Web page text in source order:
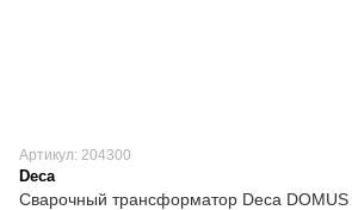
Артикул: 204300
Deca
Сварочный трансформатор Deca